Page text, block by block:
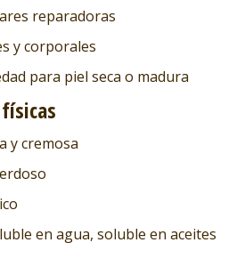
reparadoras
y corporales
para piel seca o madura
y cremosa
en agua, soluble en aceites